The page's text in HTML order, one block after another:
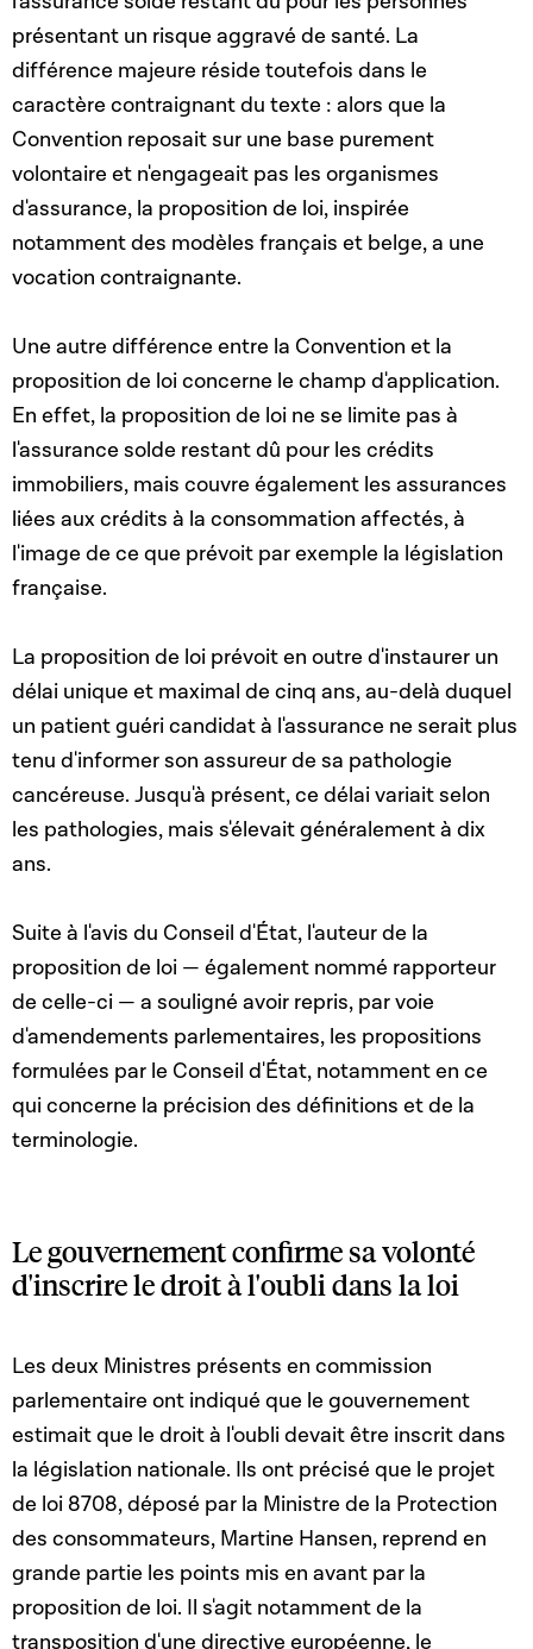
présentant un risque aggravé de santé. La
différence majeure réside toutefois dans le
caractère contraignant du texte : alors que la
Convention reposait sur une base purement
volontaire et n'engageait pas les organismes
d'assurance, la proposition de loi, inspirée
notamment des modèles français et belge, a une
vocation contraignante.
Une autre différence entre la Convention et la
proposition de loi concerne le champ d'application.
En effet, la proposition de loi ne se limite pas à
l'assurance solde restant dû pour les crédits
immobiliers, mais couvre également les assurances
liées aux crédits à la consommation affectés, à
l'image de ce que prévoit par exemple la législation
française.
La proposition de loi prévoit en outre d'instaurer un
délai unique et maximal de cinq ans, au-delà duquel
un patient guéri candidat à l'assurance ne serait plus
tenu d'informer son assureur de sa pathologie
cancéreuse. Jusqu'à présent, ce délai variait selon
les pathologies, mais s'élevait généralement à dix
ans.
Suite à l'avis du Conseil d'État, l'auteur de la
proposition de loi — également nommé rapporteur
de celle-ci — a souligné avoir repris, par voie
d'amendements parlementaires, les propositions
formulées par le Conseil d'État, notamment en ce
qui concerne la précision des définitions et de la
terminologie.
Le gouvernement confirme sa volonté
d'inscrire le droit à l'oubli dans la loi
Les deux Ministres présents en commission
parlementaire ont indiqué que le gouvernement
estimait que le droit à l'oubli devait être inscrit dans
la législation nationale. Ils ont précisé que le projet
de loi 8708, déposé par la Ministre de la Protection
des consommateurs, Martine Hansen, reprend en
grande partie les points mis en avant par la
proposition de loi. Il s'agit notamment de la
transposition d'une directive européenne, le